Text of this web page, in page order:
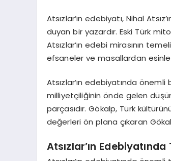
Atsızlar’ın edebiyatı, Nihal
duyan bir yazardır. Eski Türk
Atsızlar’ın edebi mirasının
efsaneler ve masallardan
Atsızlar’ın edebiyatında
milliyetçiliğinin önde gelen
parçasıdır. Gökalp, Türk
değerleri ön plana çıkaran
Atsızlar’ın